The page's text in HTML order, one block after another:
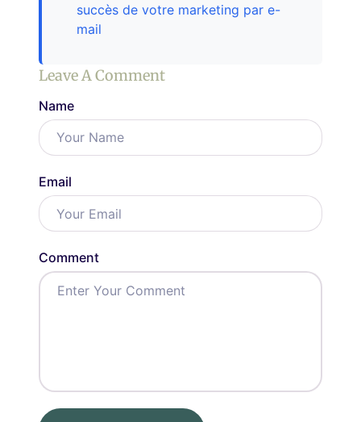
succès de votre marketing par e-
mail
Leave A Comment
Name
Email
Comment